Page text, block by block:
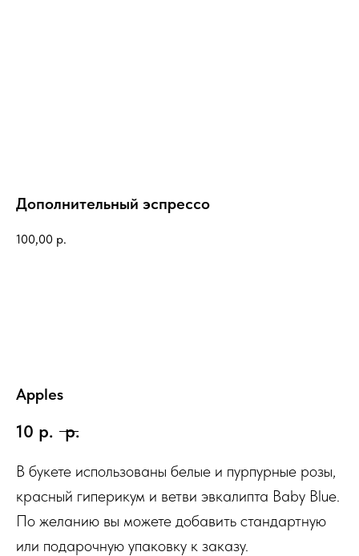
Дополнительный эспрессо
100,00 р.
Apples
10 р. р.
В букете использованы белые и пурпурные розы,
красный гиперикум и ветви эвкалипта Baby Blue.
По желанию вы можете добавить стандартную
или подарочную упаковку к заказу.